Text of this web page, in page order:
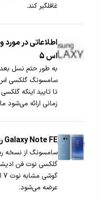
غافلگیر کند.
اطلاعاتی در
اس 5
به طور حتم نسل
زمانی ارائه می‌شود
Galaxy Note FE رسما معرفی شد
گلکسی
عرضه می‎شود.